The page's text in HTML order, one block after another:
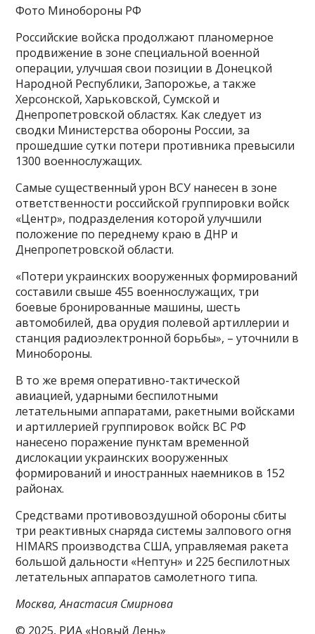
Фото Минобороны РФ
Российские войска продолжают планомерное
продвижение в зоне специальной военной
операции, улучшая свои позиции в Донецкой
Народной Республики, Запорожье, а также
Херсонской, Харьковской, Сумской и
Днепропетровской областях. Как следует из
сводки Министерства обороны России, за
прошедшие сутки потери противника превысили
1300 военнослужащих.
Самые существенный урон ВСУ нанесен в зоне
ответственности российской группировки войск
«Центр», подразделения которой улучшили
положение по переднему краю в ДНР и
Днепропетровской области.
«Потери украинских вооруженных формирований
составили свыше 455 военнослужащих, три
боевые бронированные машины, шесть
автомобилей, два орудия полевой артиллерии и
станция радиоэлектронной борьбы», – уточнили в
Минобороны.
В то же время оперативно-тактической
авиацией, ударными беспилотными
летательными аппаратами, ракетными войсками
и артиллерией группировок войск ВС РФ
нанесено поражение пунктам временной
дислокации украинских вооруженных
формирований и иностранных наемников в 152
районах.
Средствами противовоздушной обороны сбиты
три реактивных снаряда системы залпового огня
HIMARS производства США, управляемая ракета
большой дальности «Нептун» и 225 беспилотных
летательных аппаратов самолетного типа.
Москва, Анастасия Смирнова
© 2025, РИА «Новый День»